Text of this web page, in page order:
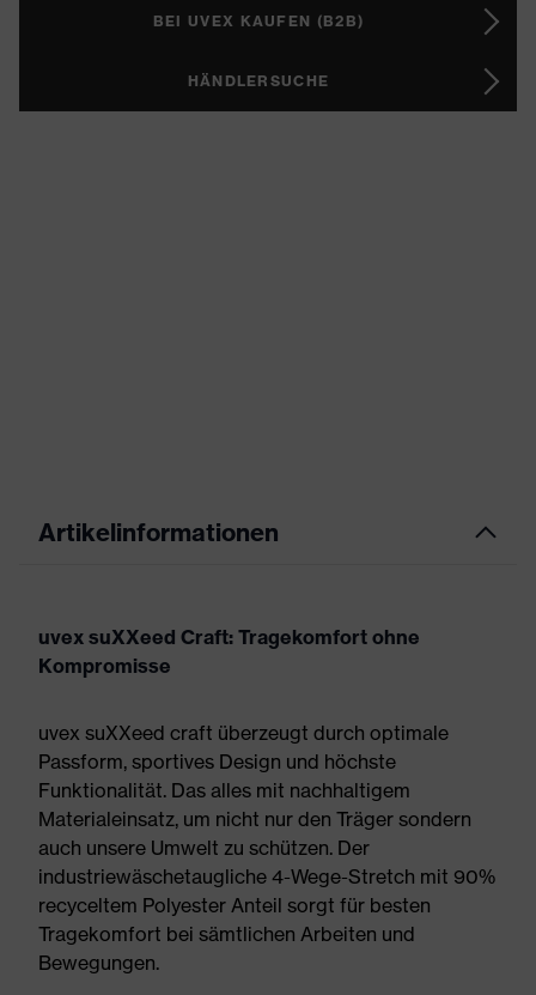
BEI UVEX KAUFEN (B2B)
HÄNDLERSUCHE
Artikelinformationen
uvex suXXeed Craft: Tragekomfort ohne
Kompromisse
uvex suXXeed craft überzeugt durch optimale
Passform, sportives Design und höchste
Funktionalität. Das alles mit nachhaltigem
Materialeinsatz, um nicht nur den Träger sondern
auch unsere Umwelt zu schützen. Der
industriewäschetaugliche 4-Wege-Stretch mit 90%
recyceltem Polyester Anteil sorgt für besten
Tragekomfort bei sämtlichen Arbeiten und
Bewegungen.